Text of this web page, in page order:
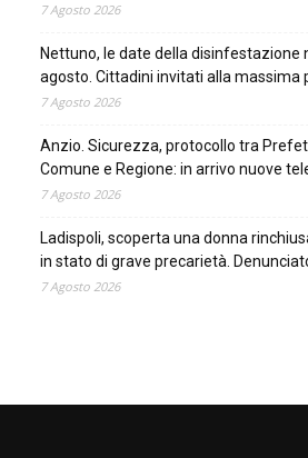
7 Agosto 2026
Nettuno, le date della disinfestazione
agosto. Cittadini invitati alla massima
7 Agosto 2026
Anzio. Sicurezza, protocollo tra
Comune e Regione: in arrivo nuove
7 Agosto 2026
Ladispoli, scoperta una donna
in stato di grave precarietà.
7 Agosto 2026